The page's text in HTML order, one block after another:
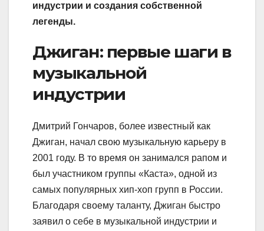
индустрии и создания собственной
легенды.
Джиган: первые шаги в
музыкальной
индустрии
Дмитрий Гончаров, более известный как
Джиган, начал свою музыкальную карьеру в
2001 году. В то время он занимался рапом и
был участником группы «Каста», одной из
самых популярных хип-хоп групп в России.
Благодаря своему таланту, Джиган быстро
заявил о себе в музыкальной индустрии и